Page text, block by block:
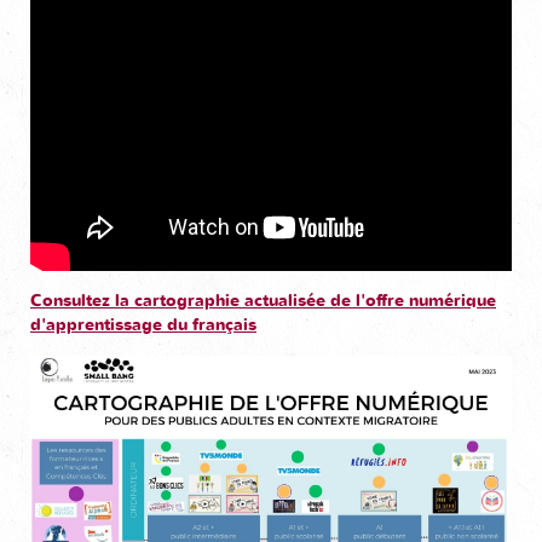
Consultez la cartographie actualisée de l'offre numérique
d'apprentissage du français